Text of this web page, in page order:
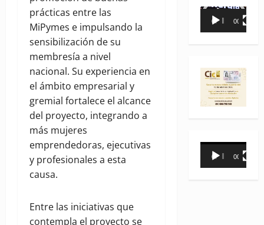
prácticas entre las
MiPymes e impulsando la
sensibilización de su
membresía a nivel
nacional. Su experiencia en
el ámbito empresarial y
gremial fortalece el alcance
del proyecto, integrando a
más mujeres
emprendedoras, ejecutivas
y profesionales a esta
causa.
Entre las iniciativas que
contempla el proyecto se
Reproductor
00:00 00:35
Reproductor
00:00 00:31